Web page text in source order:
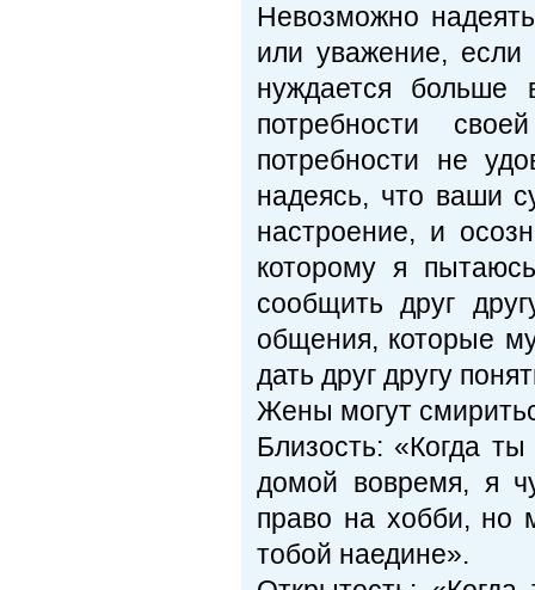
Невозможно
или уважение,
нуждается больше
потребности
потребности не
надеясь, что ваши
настроение, и
которому я
сообщить друг
общения, которые
дать друг другу
Жены могут
Близость: «Когда
домой вовремя, я
право на хобби, но
тобой наедине».